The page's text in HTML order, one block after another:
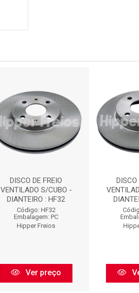
DISCO DE FREIO
VENTILADO S/CUBO -
DIANTEIRO : HF32
Código: HF32
Embalagem: PC
Hipper Freios
Ver preço
DISCO